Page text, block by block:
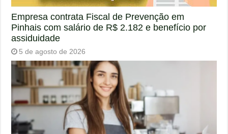
Empresa contrata Fiscal de Prevenção em
Pinhais com salário de R$ 2.182 e benefício por
assiduidade
5 de agosto de 2026